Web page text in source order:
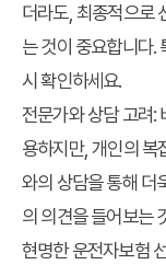
더라도, 최종적으로
는 것이 중요합니다.
시 확인하세요.
전문가와 상담 고려:
용하지만, 개인의 복
와의 상담을 통해 더
의 의견을 들어보는
현명한 운전자보험